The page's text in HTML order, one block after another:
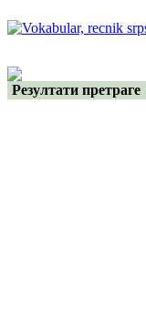
Резултати претраге